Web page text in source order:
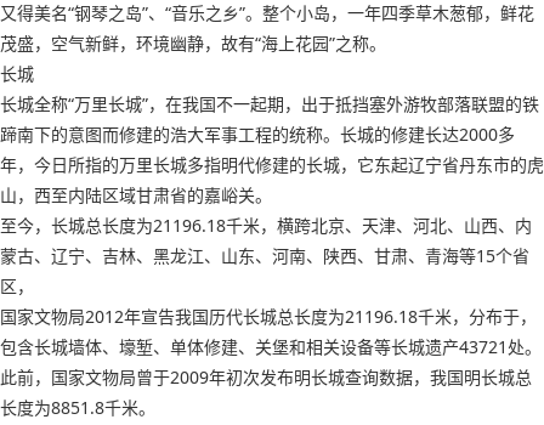
又得美名“钢琴之岛”、“音乐之乡”。整个小岛，一年四季草木葱郁，鲜花
茂盛，空气新鲜，环境幽静，故有“海上花园”之称。
长城
长城全称“万里长城”，在我国不一起期，出于抵挡塞外游牧部落联盟的铁
蹄南下的意图而修建的浩大军事工程的统称。长城的修建长达2000多
年，今日所指的万里长城多指明代修建的长城，它东起辽宁省丹东市的虎
山，西至内陆区域甘肃省的嘉峪关。
至今，长城总长度为21196.18千米，横跨北京、天津、河北、山西、内
蒙古、辽宁、吉林、黑龙江、山东、河南、陕西、甘肃、青海等15个省
区，
国家文物局2012年宣告我国历代长城总长度为21196.18千米，分布于，
包含长城墙体、壕堑、单体修建、关堡和相关设备等长城遗产43721处。
此前，国家文物局曾于2009年初次发布明长城查询数据，我国明长城总
长度为8851.8千米。